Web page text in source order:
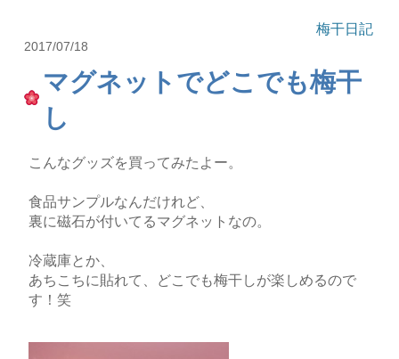
梅干日記
2017/07/18
マグネットでどこでも梅干
し
こんなグッズを買ってみたよー。
食品サンプルなんだけれど、
裏に磁石が付いてるマグネットなの。
冷蔵庫とか、
あちこちに貼れて、どこでも梅干しが楽しめるので
す！笑